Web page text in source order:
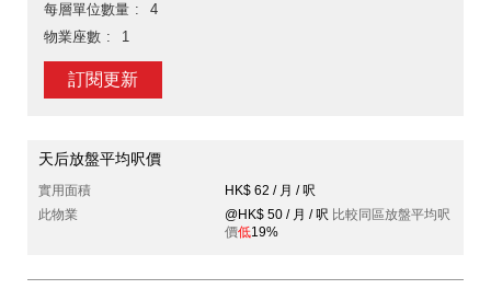
每層單位數量
4
物業座數
1
訂閱更新
天后放盤平均呎價
實用面積
HK$ 62 / 月 / 呎
此物業
@HK$ 50 / 月 / 呎 比較同區放盤平均呎
價低19%